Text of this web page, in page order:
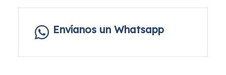
Envíanos un Whatsapp